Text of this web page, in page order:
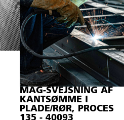
MAG-SVEJSNING AF
KANTSØMME I
PLADE/RØR, PROCES